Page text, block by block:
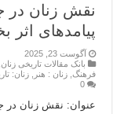
نقش زنان در
پیامدهای
آگوست 23, 2025
بانک مقالات تاریخی زنان
فرهنگ ,زنان : هنر ,زنان:
0
عنوان: نقش زنان در